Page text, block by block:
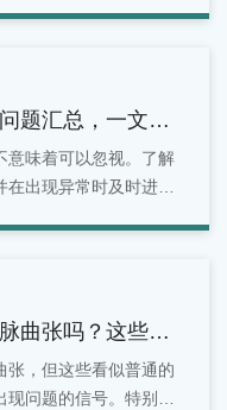
题汇总，一文看
意味着可以忽视。了解
出现异常时及时进行
曲张吗？这些症
张，但这些看似普通的
问题的信号。特别是